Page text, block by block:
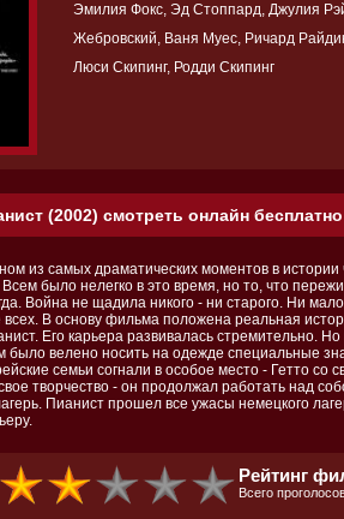
Эмилия Фокс, Эд Стоппард, Джулия
Жебровский, Ваня Муес, Ричард
Люси Скипинг, Родди Скипинг
(2002) смотреть онлайн
из самых драматических моментов в истории
было нелегко в это время, но то, что
Война не щадила никого - ни старого. Ни
В основу фильма положена реальная
Его карьера развивалась стремительно.
было велено носить на одежде специальные
семьи согнали в особое место - Гетто
творчество - он продолжал работать над
Пианист прошел все ужасы немецкого
Рейтинг
Всего